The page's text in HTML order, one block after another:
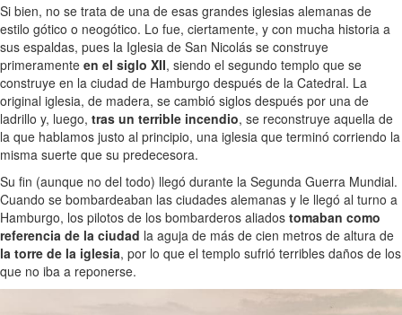
Si bien, no se trata de una de esas grandes iglesias alemanas de
estilo gótico o neogótico. Lo fue, ciertamente, y con mucha historia a
sus espaldas, pues la Iglesia de San Nicolás se construye
primeramente en el siglo XII, siendo el segundo templo que se
construye en la ciudad de Hamburgo después de la Catedral. La
original iglesia, de madera, se cambió siglos después por una de
ladrillo y, luego, tras un terrible incendio, se reconstruye aquella de
la que hablamos justo al principio, una iglesia que terminó corriendo la
misma suerte que su predecesora.
Su fin (aunque no del todo) llegó durante la Segunda Guerra Mundial.
Cuando se bombardeaban las ciudades alemanas y le llegó al turno a
Hamburgo, los pilotos de los bombarderos aliados tomaban como
referencia de la ciudad la aguja de más de cien metros de altura de
la torre de la iglesia, por lo que el templo sufrió terribles daños de los
que no iba a reponerse.